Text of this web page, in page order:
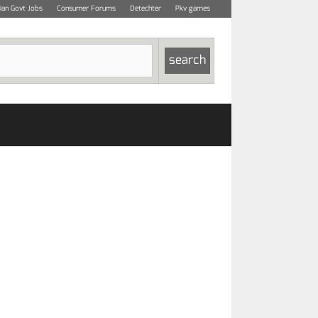
Govt Jobs Consumer Forums Detechter Pkv games